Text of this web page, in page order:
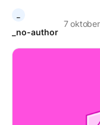
_no-author
7